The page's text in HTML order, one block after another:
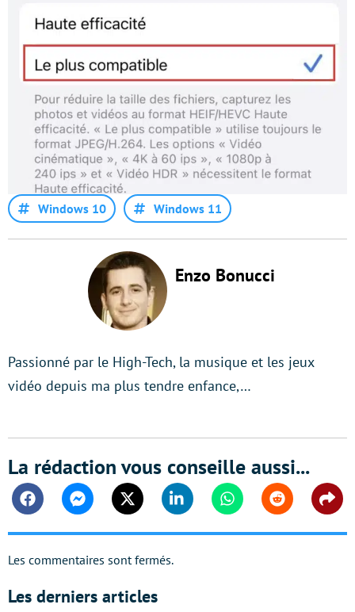
Windows 10 Windows 11
Enzo Bonucci
Passionné par le High-Tech, la musique et les jeux
vidéo depuis ma plus tendre enfance,…
La rédaction vous conseille aussi...
FacebookMessengerTwitter Linkedin WhatsappReddit
Les commentaires sont fermés.
Les derniers articles